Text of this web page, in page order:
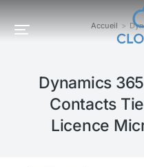
Vous êtes ici : Accueil
Dynamics
Contacts
Licence